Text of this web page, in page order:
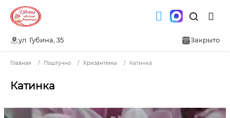
ул. Губина, 35 Закрыто
Главная Поштучно Хризантемы Катинка
Катинка